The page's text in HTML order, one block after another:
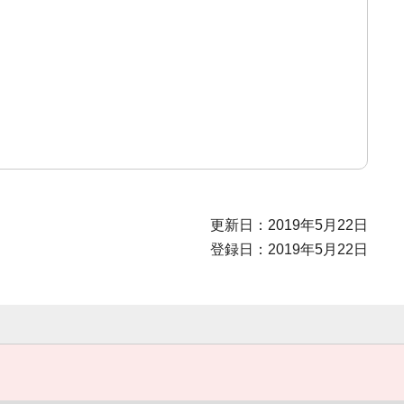
更新日：2019年5月22日
登録日：2019年5月22日